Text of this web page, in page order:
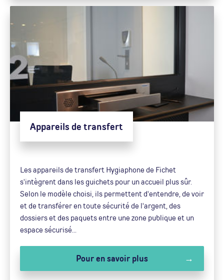
Appareils de transfert
Les appareils de transfert Hygiaphone de Fichet
s'intègrent dans les guichets pour un accueil plus sûr.
Selon le modèle choisi, ils permettent d'entendre, de voir
et de transférer en toute sécurité de l'argent, des
dossiers et des paquets entre une zone publique et un
espace sécurisé...
Pour en savoir plus